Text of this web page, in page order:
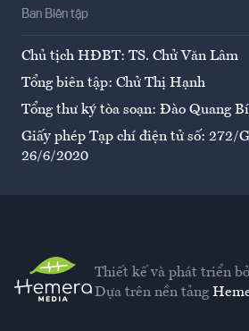
Ban Biên tập
Chủ tịch HĐBT: TS. Chử Văn Lâm
Tổng biên tập: Chử Thị Hạnh
Tổng thư ký tòa soạn: Đào Quang
Giấy phép Tạp chí điện tử số: 272/
26/6/2020
Thiết kế và phát triển
Dựa trên nền tảng